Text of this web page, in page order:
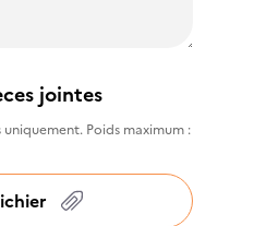
jointes
Poids maximum :